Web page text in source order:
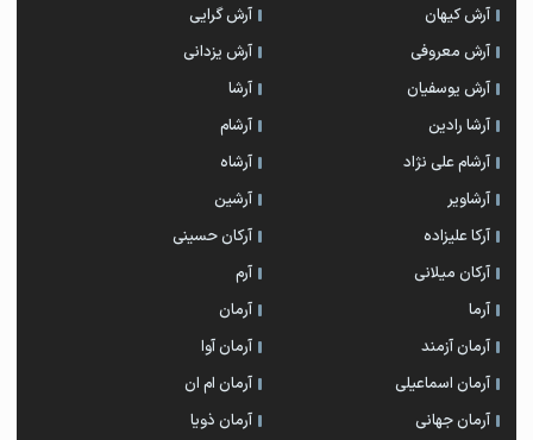
آرش کیهان
آرش گرایی
آرش معروفی
آرش یزدانی
آرش یوسفیان
آرشا
آرشا رادین
آرشام
آرشام علی نژاد
آرشاه
آرشاویر
آرشین
آرکا علیزاده
آرکان حسینی
آرکان میلانی
آرم
آرما
آرمان
آرمان آزمند
آرمان آوا
آرمان اسماعیلی
آرمان ام ان
آرمان جهانی
آرمان ذویا